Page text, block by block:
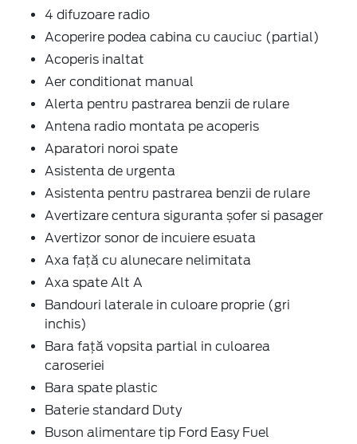
4 difuzoare radio
Acoperire podea cabina cu cauciuc (partial)
Acoperis inaltat
Aer conditionat manual
Alerta pentru pastrarea benzii de rulare
Antena radio montata pe acoperis
Aparatori noroi spate
Asistenta de urgenta
Asistenta pentru pastrarea benzii de rulare
Avertizare centura siguranta șofer si pasager
Avertizor sonor de incuiere esuata
Axa față cu alunecare nelimitata
Axa spate Alt A
Bandouri laterale in culoare proprie (gri
inchis)
Bara față vopsita partial in culoarea
caroseriei
Bara spate plastic
Baterie standard Duty
Buson alimentare tip Ford Easy Fuel